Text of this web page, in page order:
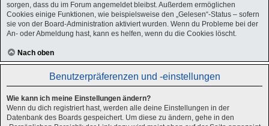
sorgen, dass du im Forum angemeldet bleibst. Außerdem ermöglichen
Cookies einige Funktionen, wie beispielsweise den „Gelesen“-Status – sofern
sie von der Board-Administration aktiviert wurden. Wenn du Probleme bei der
An- oder Abmeldung hast, kann es helfen, wenn du die Cookies löscht.
Nach oben
Benutzerpräferenzen und -einstellungen
Wie kann ich meine Einstellungen ändern?
Wenn du dich registriert hast, werden alle deine Einstellungen in der
Datenbank des Boards gespeichert. Um diese zu ändern, gehe in den